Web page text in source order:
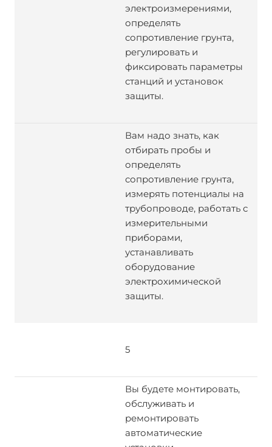
электроизмерениями,
определять
сопротивление грунта,
регулировать и
фиксировать параметры
станций и установок
защиты.
Вам надо знать, как
отбирать пробы и
определять
сопротивление грунта,
измерять потенциалы на
трубопроводе, работать с
измерительными
приборами,
устанавливать
оборудование
электрохимической
защиты.
5
Вы будете монтировать,
обслуживать и
ремонтировать
автоматические